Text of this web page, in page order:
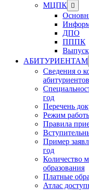
МЦПК Show
sub
menu
ДПО
ПППК
АБИТУРИЕНТАМ
Сведения о
абитуриентов
год
Перечень
Режим
Правила
Пример
год
Количество
образования
Платные
Атлас